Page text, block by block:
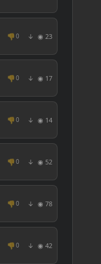
👎 0 ↓ ◉ 23
👎 0 ↓ ◉ 17
👎 0 ↓ ◉ 14
👎 0 ↓ ◉ 52
👎 0 ↓ ◉ 78
👎 0 ↓ ◉ 42